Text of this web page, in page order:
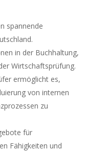
spannende
in der Buchhaltung,
Wirtschaftsprüfung.
ermöglicht es,
von internen
zu
für
Fähigkeiten und